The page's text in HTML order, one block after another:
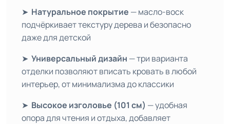
➤ Натуральное покрытие — масло-воск
подчёркивает текстуру дерева и безопасно
даже для детской
➤ Универсальный дизайн — три варианта
отделки позволяют вписать кровать в любой
интерьер, от минимализма до классики
➤ Высокое изголовье (101 см) — удобная
опора для чтения и отдыха, добавляет